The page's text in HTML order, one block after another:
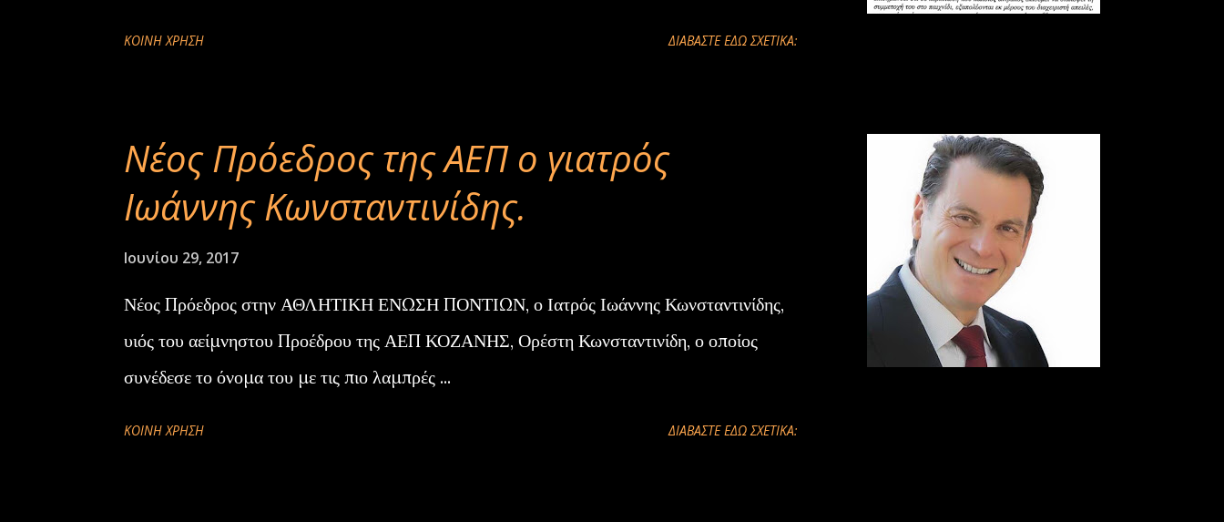
ΚΟΙΝΉ ΧΡΉΣΗ ΔΙΑΒΑΣΤΕ ΕΔΩ ΣΧΕΤΙΚΑ:
Νέος Πρόεδρος της ΑΕΠ ο γιατρός
Ιωάννης Κωνσταντινίδης.
Ιουνίου 29, 2017
Νέος Πρόεδρος στην ΑΘΛΗΤΙΚΗ ΕΝΩΣΗ ΠΟΝΤΙΩΝ, ο Ιατρός Ιωάννης Κωνσταντινίδης,
υιός του αείμνηστου Προέδρου της ΑΕΠ ΚΟΖΑΝΗΣ, Ορέστη Κωνσταντινίδη, ο οποίος
συνέδεσε το όνομα του με τις πιο λαμπρές ...
ΚΟΙΝΉ ΧΡΉΣΗ ΔΙΑΒΑΣΤΕ ΕΔΩ ΣΧΕΤΙΚΑ: